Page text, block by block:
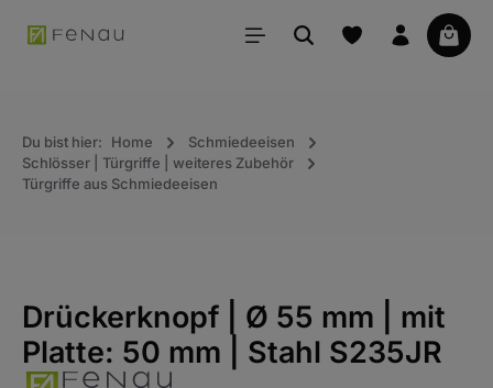
springen
Du bist hier: Home
Schmiedeeisen
Schlösser | Türgriffe | weiteres Zubehör
Türgriffe aus Schmiedeeisen
Drückerknopf | Ø 55 mm | mit
Platte: 50 mm | Stahl S235JR